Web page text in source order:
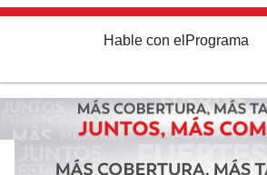
Hable con el Programa